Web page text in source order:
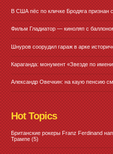
В США пёс по кличке Бродяга
Фильм Гладиатор — киноляп с
Шнуров соорудил гараж в арке
Караганда: монумент «Звезде по
Александр Овечкин: на каую пенсию
Hot Topics
Британские рокеры Franz Ferdinand
Трампе (5)